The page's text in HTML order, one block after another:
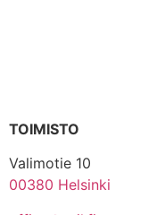
TOIMISTO
Valimotie 10
00380 Helsinki